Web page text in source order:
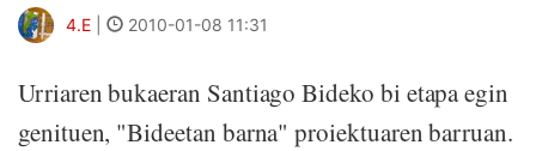
4.E 2010-01-08 11:31
Urriaren bukaeran Santiago Bideko bi etapa egin
genituen, "Bideetan barna" proiektuaren barruan.